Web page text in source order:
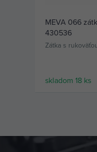
MEVA 066
430536
Zátka s
skladom 18 ks